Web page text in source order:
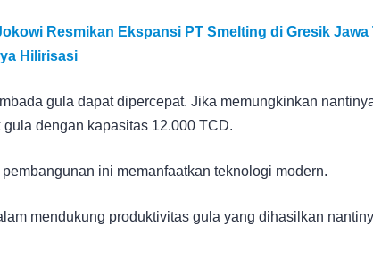
Resmikan Ekspansi PT Smelting di Gresik Jawa
Hilirisasi
gula dapat dipercepat. Jika memungkinkan
dengan kapasitas 12.000 TCD.
ini memanfaatkan teknologi modern.
mendukung produktivitas gula yang dihasilkan